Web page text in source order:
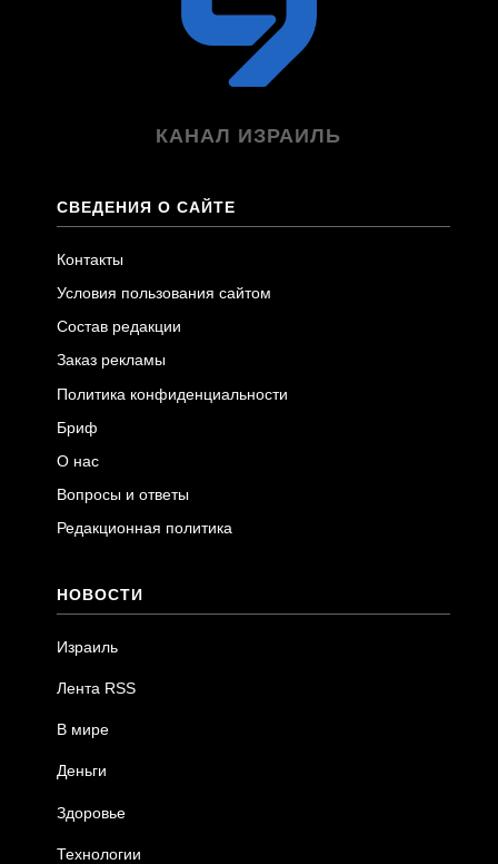
КАНАЛ ИЗРАИЛЬ
СВЕДЕНИЯ О САЙТЕ
Контакты
Условия пользования сайтом
Состав редакции
Заказ рекламы
Политика конфиденциальности
Бриф
О нас
Вопросы и ответы
Редакционная политика
НОВОСТИ
Израиль
Лента RSS
В мире
Деньги
Здоровье
Технологии